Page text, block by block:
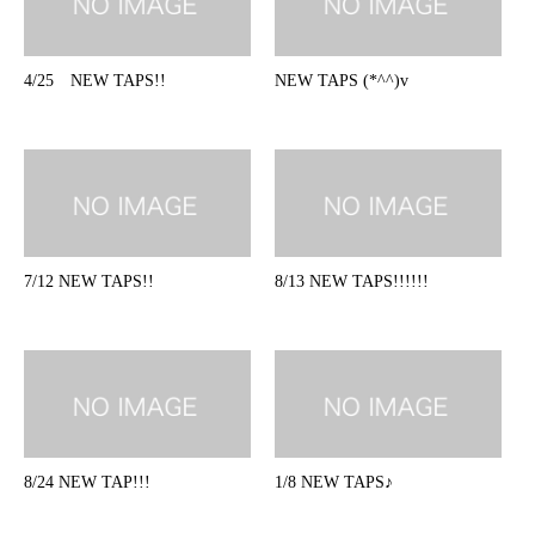
4/25 NEW TAPS!! NEW TAPS (*^^)v
7/12 NEW TAPS!! 8/13 NEW TAPS!!!!!!
8/24 NEW TAP!!! 1/8 NEW TAPS♪